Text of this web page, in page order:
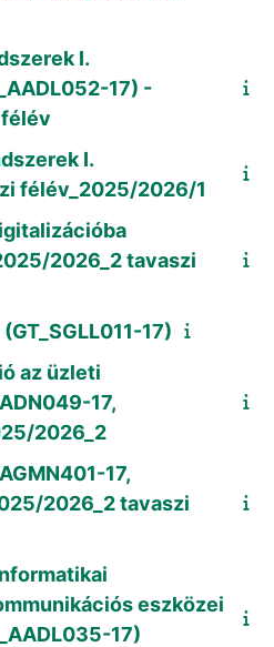
I.
17) -
I.
félév_2025/2026/1
2026_2 tavaszi
17)
az üzleti
17,
2026_2
17,
2026_2 tavaszi
eszközei
17)